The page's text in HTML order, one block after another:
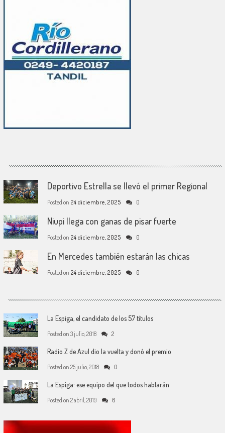
Deportivo Estrella se llevó el primer Regional
Posted on 24 diciembre, 2025 0
Niupi llega con ganas de pisar fuerte
Posted on 24 diciembre, 2025 0
En Mercedes también estarán las chicas
Posted on 24 diciembre, 2025 0
La Espiga, el candidato de los 57 títulos
Posted on 3 julio, 2018 2
Radio Z de Azul dio la vuelta y donó el premio
Posted on 25 julio, 2018 0
La Espiga: ese equipo del que todos hablarán
Posted on 2 abril, 2019 6